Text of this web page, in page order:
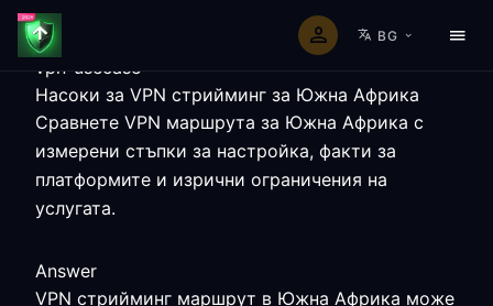
BG
vpn-usecase
Насоки за VPN стрийминг за Южна Африка
Сравнете VPN маршрута за Южна Африка с
измерени стъпки за настройка, факти за
платформите и изрични ограничения на
услугата.
Answer
VPN стрийминг маршрут в Южна Африка може